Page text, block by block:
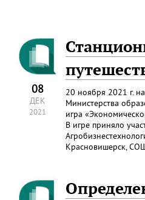
08
ДЕК
2021
20 ноября 2021 г.
Министерства
игра
В игре приняло
Красновишерск,